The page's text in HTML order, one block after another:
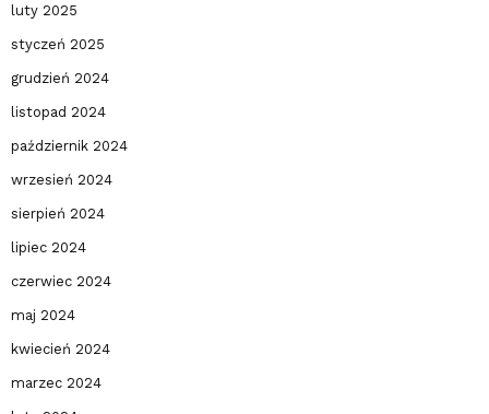
luty 2025
styczeń 2025
grudzień 2024
listopad 2024
październik 2024
wrzesień 2024
sierpień 2024
lipiec 2024
czerwiec 2024
maj 2024
kwiecień 2024
marzec 2024